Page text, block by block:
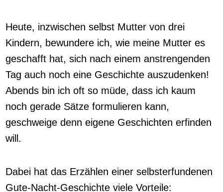
Heute, inzwischen selbst Mutter von drei
Kindern, bewundere ich, wie meine Mutter es
geschafft hat, sich nach einem anstrengenden
Tag auch noch eine Geschichte auszudenken!
Abends bin ich oft so müde, dass ich kaum
noch gerade Sätze formulieren kann,
geschweige denn eigene Geschichten erfinden
will.
Dabei hat das Erzählen einer selbsterfundenen
Gute-Nacht-Geschichte viele Vorteile: